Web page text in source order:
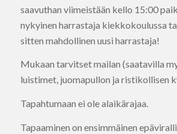
saavuthan viimeistään kello 15:00
nykyinen harrastaja kiekkokoulussa
sitten mahdollinen uusi harrastaja!
Mukaan tarvitset mailan (saatavilla
luistimet, juomapullon ja ristikollisen
Tapahtumaan ei ole alaikärajaa.
Tapaaminen on ensimmäinen